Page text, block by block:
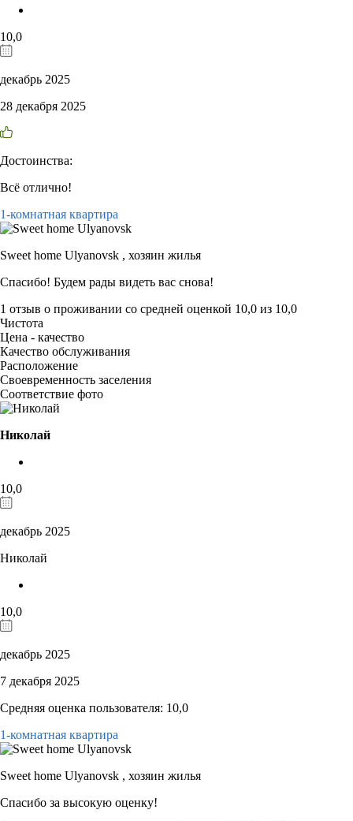
10,0
декабрь 2025
28 декабря 2025
Достоинства:
Всё отлично!
1-комнатная квартира
Sweet home Ulyanovsk , хозяин жилья
Спасибо! Будем рады видеть вас снова!
1 отзыв о проживании со средней оценкой 10,0 из 10,0
Чистота
Цена - качество
Качество обслуживания
Расположение
Своевременность заселения
Соответствие фото
Николай
10,0
декабрь 2025
Николай
10,0
декабрь 2025
7 декабря 2025
Средняя оценка пользователя: 10,0
1-комнатная квартира
Sweet home Ulyanovsk , хозяин жилья
Спасибо за высокую оценку!